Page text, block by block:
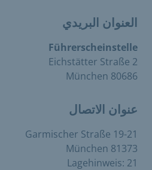
العنوان البريدي
Führerscheinstelle
Eichstätter Straße 2
80686 München
عنوان الاتصال
Garmischer Straße 19-21
81373 München
Lagehinweis: 21